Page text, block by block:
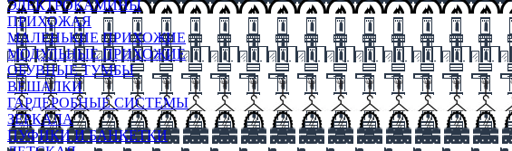
ЭЛЕКТРОКАМИНЫ
ПРИХОЖАЯ
МАЛЕНЬКИЕ ПРИХОЖИЕ
МОДУЛЬНЫЕ ПРИХОЖИЕ
ОБУВНЫЕ ТУМБЫ
ВЕШАЛКИ
ГАРДЕРОБНЫЕ СИСТЕМЫ
ЗЕРКАЛА
ПУФИКИ И БАНКЕТКИ